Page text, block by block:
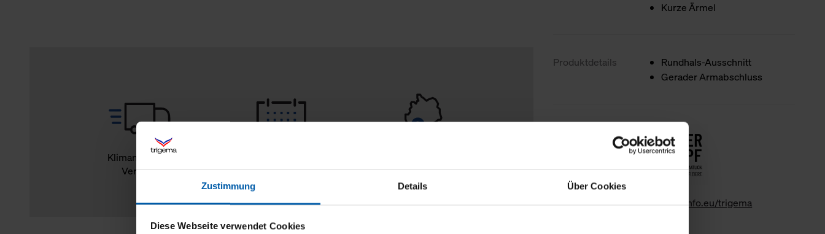
Zustimmung Details Über Cookies
Diese Webseite verwendet Cookies
Klimaneutraler
Versand
Rückgaberecht
Burladingen
Kurze Ärmel
Produktdetails
Rundhals-Ausschnitt
Gerader Armabschluss
www.gk-info.eu/trigema